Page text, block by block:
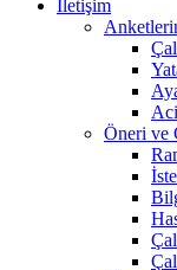
İletişim
Öneri ve